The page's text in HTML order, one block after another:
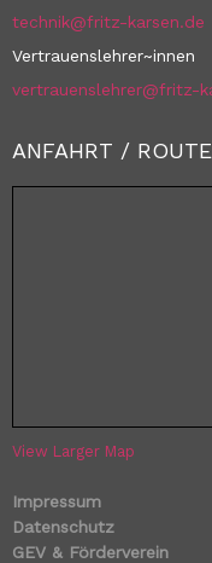
technik@fritz-karsen.de
Vertrauenslehrer~innen
vertrauenslehrer@fritz-
ANFAHRT /
View Larger Map
Impressum
Datenschutz
GEV & Förderverein